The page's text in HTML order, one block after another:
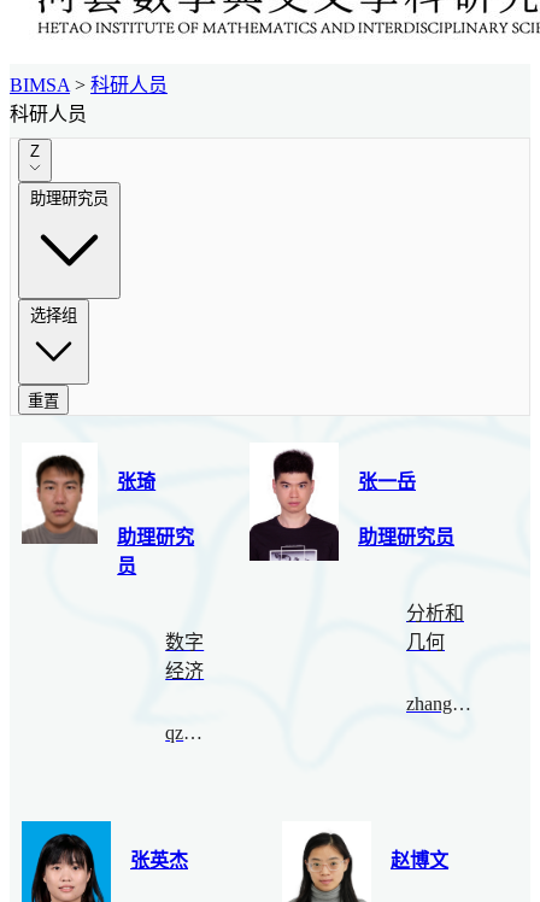
BIMSA > 科研人员
科研人员
Z
助理研究员
选择组
重置
张琦
助理研究
员
数字
经济
qzhang@bimsa.cn
张一岳
助理研究员
分析和
几何
zhangyiyue@bimsa.cn
张英杰 赵博文